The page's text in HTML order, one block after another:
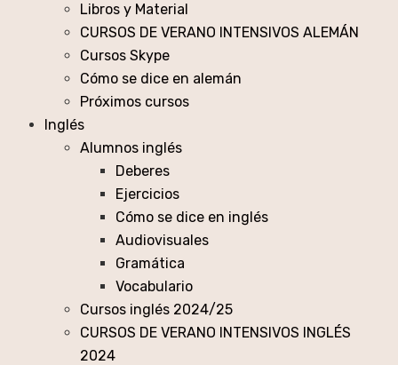
Libros y Material
CURSOS DE VERANO INTENSIVOS ALEMÁN
Cursos Skype
Cómo se dice en alemán
Próximos cursos
Inglés
Alumnos inglés
Deberes
Ejercicios
Cómo se dice en inglés
Audiovisuales
Gramática
Vocabulario
Cursos inglés 2024/25
CURSOS DE VERANO INTENSIVOS INGLÉS
2024